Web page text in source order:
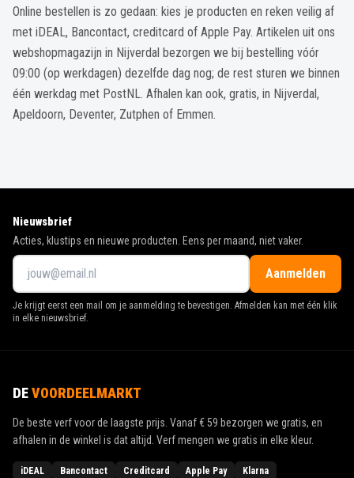
Online bestellen is zo gedaan: kies je producten en reken veilig af
met iDEAL, Bancontact, creditcard of Apple Pay. Artikelen uit ons
webshopmagazijn in Nijverdal bezorgen we bij bestelling vóór
09:00 (op werkdagen) dezelfde dag nog; de rest sturen we binnen
één werkdag met PostNL. Afhalen kan ook, gratis, in Nijverdal,
Apeldoorn, Deventer, Zutphen of Emmen.
Nieuwsbrief
Acties, klustips en nieuwe producten. Eens per maand, niet vaker.
Aanmelden
Je krijgt eerst een mail om je aanmelding te bevestigen. Afmelden kan met één klik
in elke nieuwsbrief.
DEVOORDEELMARKT
De beste verf voor de laagste prijs. Vanaf€ 59 bezorgen we gratis, en
afhalen in de winkel is dat altijd. Verf mengen we gratis in elke kleur.
iDEAL Bancontact Creditcard Apple Pay Klarna